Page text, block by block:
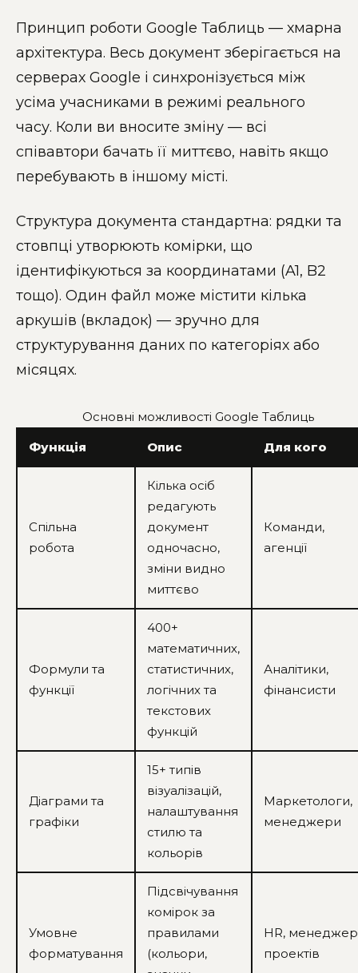
Принцип роботи Google Таблиць — хмарна
архітектура. Весь документ зберігається на
серверах Google і синхронізується між
усіма учасниками в режимі реального
часу. Коли ви вносите зміну — всі
співавтори бачать її миттєво, навіть якщо
перебувають в іншому місті.
Структура документа стандартна: рядки та
стовпці утворюють комірки, що
ідентифікуються за координатами (A1, B2
тощо). Один файл може містити кілька
аркушів (вкладок) — зручно для
структурування даних по категоріях або
місяцях.
Основні можливості Google Таблиць
Функція
Опис Для кого
Спільна
робота
Кілька осіб
редагують
документ
одночасно,
зміни видно
миттєво
Команди,
агенції
Формули та
функції
400+
математичних,
статистичних,
логічних та
текстових
функцій
Аналітики,
фінансисти
Діаграми та
графіки
15+ типів
візуалізацій,
налаштування
стилю та
кольорів
Маркетологи,
менеджери
Умовне
форматування
Підсвічування
комірок за
правилами
(кольори,
HR,
проектів